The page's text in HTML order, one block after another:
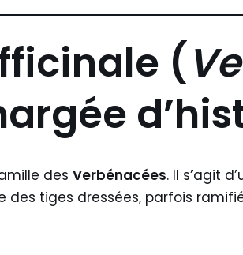
(
des Verbénacées. Il s’agit
des tiges dressées, parfois